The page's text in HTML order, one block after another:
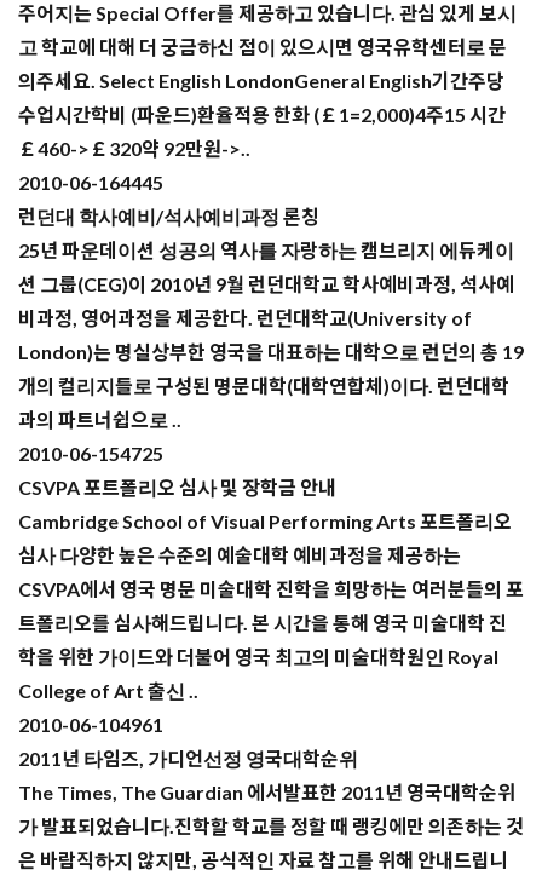
주어지는 Special Offer를 제공하고 있습니다. 관심 있게 보시
고 학교에 대해 더 궁금하신 점이 있으시면 영국유학센터로 문
의주세요. Select English LondonGeneral English기간주당
수업시간학비 (파운드)환율적용 한화 (￡1=2,000)4주15 시간
￡460->￡320약 92만원->..
2010-06-164445
런던대 학사예비/석사예비과정 론칭
25년 파운데이션 성공의 역사를 자랑하는 캠브리지 에듀케이
션 그룹(CEG)이 2010년 9월 런던대학교 학사예비과정, 석사예
비과정, 영어과정을 제공한다. 런던대학교(University of
London)는 명실상부한 영국을 대표하는 대학으로 런던의 총 19
개의 컬리지들로 구성된 명문대학(대학연합체)이다. 런던대학
과의 파트너쉽으로 ..
2010-06-154725
CSVPA 포트폴리오 심사 및 장학금 안내
Cambridge School of Visual Performing Arts 포트폴리오
심사 다양한 높은 수준의 예술대학 예비과정을 제공하는
CSVPA에서 영국 명문 미술대학 진학을 희망하는 여러분들의 포
트폴리오를 심사해드립니다. 본 시간을 통해 영국 미술대학 진
학을 위한 가이드와 더불어 영국 최고의 미술대학원인 Royal
College of Art 출신 ..
2010-06-104961
2011년 타임즈, 가디언선정 영국대학순위
The Times, The Guardian 에서발표한 2011년 영국대학순위
가 발표되었습니다.진학할 학교를 정할 때 랭킹에만 의존하는 것
은 바람직하지 않지만, 공식적인 자료 참고를 위해 안내드립니